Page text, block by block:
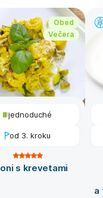
Obed
Večera
jednoduché
od 3. kroku
s krevetami
a